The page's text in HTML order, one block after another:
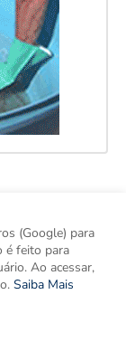
(Google) para
é feito para
Ao acessar,
Saiba Mais